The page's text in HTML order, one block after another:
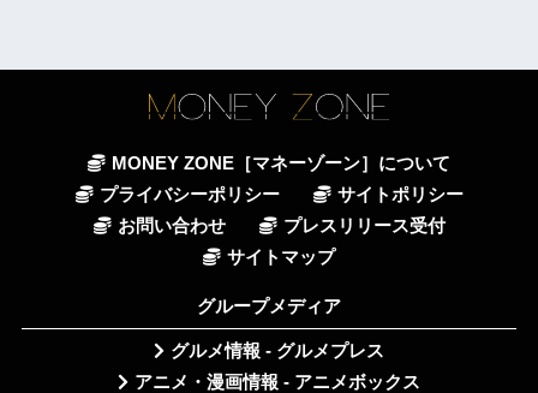
MONEY ZONE［マネーゾーン］について
プライバシーポリシー
サイトポリシー
お問い合わせ
プレスリリース受付
サイトマップ
グループメディア
グルメ情報 - グルメプレス
アニメ・漫画情報 - アニメボックス